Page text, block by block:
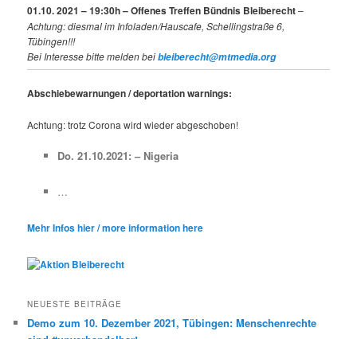
01.10. 2021 – 19:30h – Offenes Treffen Bündnis Bleiberecht–
Achtung: diesmal im Infoladen/Hauscafe, Schellingstraße 6,
Tübingen!!!
Bei Interesse bitte melden beibleiberecht@mtmedia.org
Abschiebewarnungen / deportation warnings:
Achtung: trotz Corona wird wieder abgeschoben!
Do. 21.10.2021: – Nigeria
…
Mehr Infos hier / more information here
NEUESTE BEITRÄGE
Demo zum 10. Dezember 2021, Tübingen: Menschenrechte